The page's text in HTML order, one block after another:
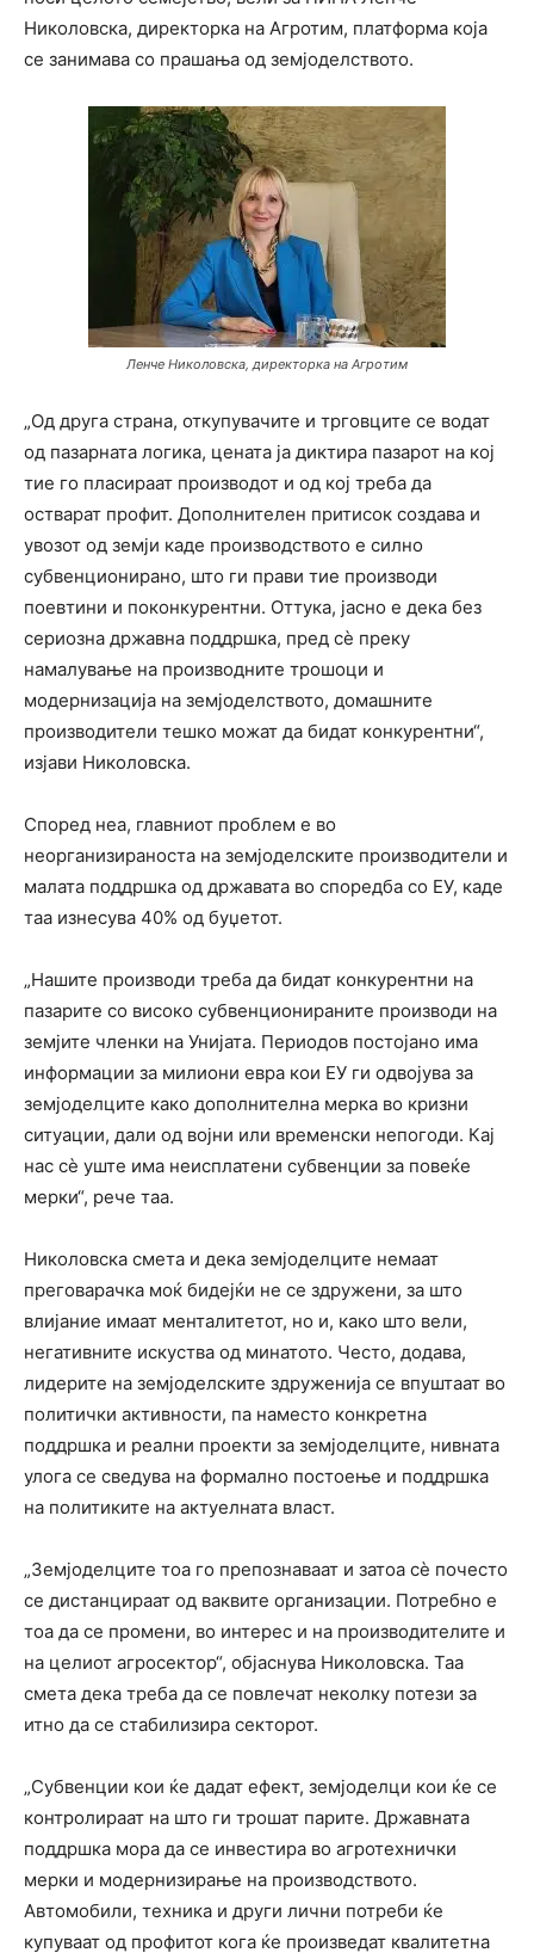
Николовска, директорка на Агротим, платформа која
се занимава со прашања од земјоделството.
Ленче Николовска, директорка на Агротим
„Од друга страна, откупувачите и трговците се водат
од пазарната логика, цената ја диктира пазарот на кој
тие го пласираат производот и од кој треба да
остварат профит. Дополнителен притисок создава и
увозот од земји каде производството е силно
субвенционирано, што ги прави тие производи
поевтини и поконкурентни. Оттука, јасно е дека без
сериозна државна поддршка, пред сè преку
намалување на производните трошоци и
модернизација на земјоделството, домашните
производители тешко можат да бидат конкурентни“,
изјави Николовска.
Според неа, главниот проблем е во
неорганизираноста на земјоделските производители и
малата поддршка од државата во споредба со ЕУ, каде
таа изнесува 40% од буџетот.
„Нашите производи треба да бидат конкурентни на
пазарите со високо субвенционираните производи на
земјите членки на Унијата. Периодов постојано има
информации за милиони евра кои ЕУ ги одвојува за
земјоделците како дополнителна мерка во кризни
ситуации, дали од војни или временски непогоди. Кај
нас сè уште има неисплатени субвенции за повеќе
мерки“, рече таа.
Николовска смета и дека земјоделците немаат
преговарачка моќ бидејќи не се здружени, за што
влијание имаат менталитетот, но и, како што вели,
негативните искуства од минатото. Често, додава,
лидерите на земјоделските здруженија се впуштаат во
политички активности, па наместо конкретна
поддршка и реални проекти за земјоделците, нивната
улога се сведува на формално постоење и поддршка
на политиките на актуелната власт.
„Земјоделците тоа го препознаваат и затоа сè почесто
се дистанцираат од ваквите организации. Потребно е
тоа да се промени, во интерес и на производителите и
на целиот агросектор“, објаснува Николовска. Таа
смета дека треба да се повлечат неколку потези за
итно да се стабилизира секторот.
„Субвенции кои ќе дадат ефект, земјоделци кои ќе се
контролираат на што ги трошат парите. Државната
поддршка мора да се инвестира во агротехнички
мерки и модернизирање на производството.
Автомобили, техника и други лични потреби ќе
купуваат од профитот кога ќе произведат квалитетна